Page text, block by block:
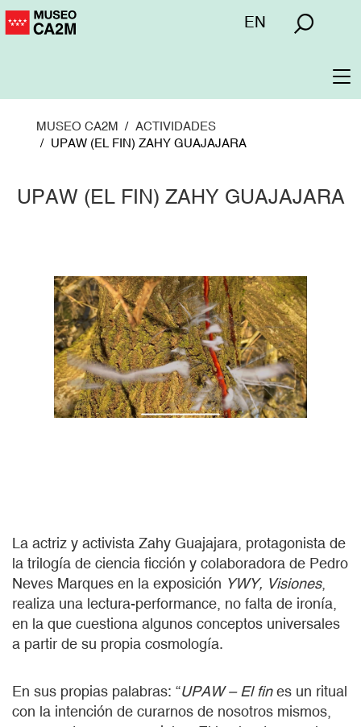
Pasar
Menú
EN
MUSEO CA2M
ACTIVIDADES
UPAW (EL FIN) ZAHY GUAJAJARA
UPAW (EL FIN) ZAHY GUAJAJARA
La actriz y activista Zahy Guajajara, protagonista de
la trilogía de ciencia ficción y colaboradora de Pedro
Neves Marques en la exposición YWY, Visiones,
realiza una lectura-performance, no falta de ironía,
en la que cuestiona algunos conceptos universales
a partir de su propia cosmología.
En sus propias palabras: “UPAW – El fines un ritual
con la intención de curarnos de nosotros mismos,